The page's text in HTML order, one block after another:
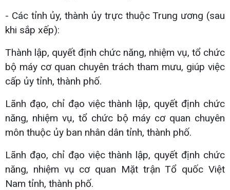
- Các tỉnh ủy, thành ủy trực thuộc Trung ương (sau
khi sắp xếp):
Thành lập, quyết định chức năng, nhiệm vụ, tổ chức
bộ máy cơ quan chuyên trách tham mưu, giúp việc
cấp ủy tỉnh, thành phố.
Lãnh đạo, chỉ đạo việc thành lập, quyết định chức
năng, nhiệm vụ, tổ chức bộ máy cơ quan chuyên
môn thuộc ủy ban nhân dân tỉnh, thành phố.
Lãnh đạo, chỉ đạo việc thành lập, quyết định chức
năng, nhiệm vụ cơ quan Mặt trận Tổ quốc Việt
Nam tỉnh, thành phố.